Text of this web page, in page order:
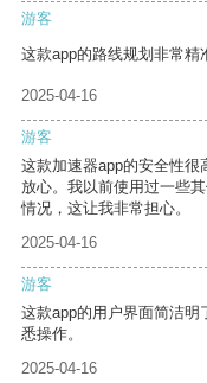
游客
这款app的路线规划非常精
2025-04-16
游客
这款加速器app的安全性很
放心。我以前使用过一些
情况，这让我非常担心。
2025-04-16
游客
这款app的用户界面简洁
悉操作。
2025-04-16